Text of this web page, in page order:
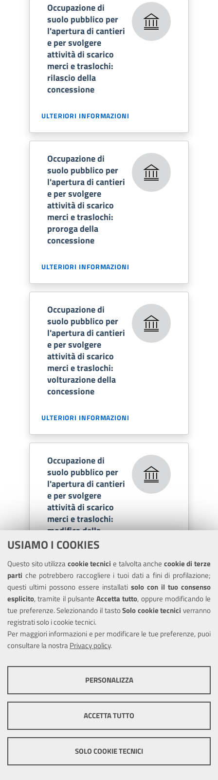
USIAMO I COOKIES
Questo sito utilizzacookie tecnicie talvolta anche cookie di terze
parti che potrebbero raccogliere i tuoi dati a fini di profilazione;
questi ultimi possono essere installati solo con il tuo consenso
esplicito, tramite il pulsante Accetta tutto, oppure modificando le
tue preferenze. Selezionando il tastoSolo cookie tecnici verranno
registrati solo i cookie tecnici.
Per maggiori informazioni e per modificare le tue preferenze, puoi
consultare la nostraPrivacy policy.
COOKIE TECNICI
ottimale per ogni utente. Essi non raccolgono i tuoi dati e le tue
informazioni di navigazione per scopi di marketing e profilazione, e
pertanto possono essere utilizzati senza bisogno di acquisire il tuo
consenso.
Mostra altre informazioni
Cookie tecnici e funzionali
PERSONALIZZA
ACCETTA TUTTO
SOLO COOKIE TECNICI
Occupazione di
suolo pubblico per
l'apertura di cantieri
e per svolgere
attività di scarico
merci e traslochi:
rilascio della
concessione
ULTERIORI INFORMAZIONI
Occupazione di
suolo pubblico per
l'apertura di cantieri
e per svolgere
attività di scarico
merci e traslochi:
proroga della
concessione
ULTERIORI INFORMAZIONI
Occupazione di
suolo pubblico per
l'apertura di cantieri
e per svolgere
attività di scarico
merci e traslochi:
volturazione della
concessione
ULTERIORI INFORMAZIONI
Occupazione di
suolo pubblico per
l'apertura di cantieri
e per svolgere
attività di scarico
merci e traslochi:
modifica della
concessione
ULTERIORI INFORMAZIONI
Occupazione di
suolo pubblico per
svolgere attività
elettorali e
proroga della
concessione
Concessione di un
contributo